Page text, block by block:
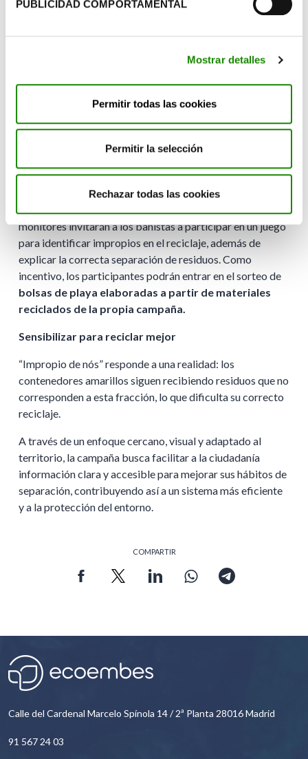
PUBLICIDAD COMPORTAMENTAL
Mostrar detalles
Permitir todas las cookies
Permitir la selección
Rechazar todas las cookies
bicicleta durante49 jornadas en total, cubriendo18
Cambre, Brión, Muros o Lousame. En el marco de estas
acciones, se distribuirán10.500 elementos
promocionales en forma de flor , incorporando también
Por último, durante el mes de agosto, la campaña se
jornadas de acciones en playas en 10 localizaciones.
En estos espacios se desarrollará una dinámica
participativa con unstand en forma de iglú, donde los
monitores invitarán a los bañistas a participar en un juego
para identificar impropios en el reciclaje, además de
explicar la correcta separación de residuos. Como
incentivo, los participantes podrán entrar en el sorteo de
bolsas de playa elaboradas a partir de materiales
reciclados de la propia campaña.
Sensibilizar para reciclar mejor
“Impropio de nós” responde a una realidad: los
contenedores amarillos siguen recibiendo residuos que no
corresponden a esta fracción, lo que dificulta su correcto
reciclaje.
A través de un enfoque cercano, visual y adaptado al
territorio, la campaña busca facilitar a la ciudadanía
información clara y accesible para mejorar sus hábitos de
separación, contribuyendo así a un sistema más eficiente
y a la protección del entorno.
COMPARTIR
Calle del Cardenal Marcelo Spínola 14 / 2ª Planta 28016 Madrid
91 567 24 03